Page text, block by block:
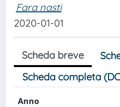
Fara nasti
2020-01-01
Scheda breve
Scheda completa
Anno